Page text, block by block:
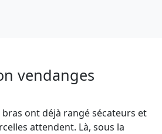
vendanges
ont déjà rangé sécateurs et
attendent. Là, sous la